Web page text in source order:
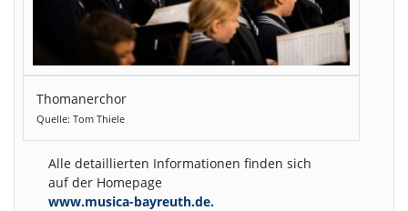
Thomanerchor
Quelle: Tom Thiele
Alle detaillierten Informationen finden sich
auf der Homepage
www.musica-bayreuth.de.